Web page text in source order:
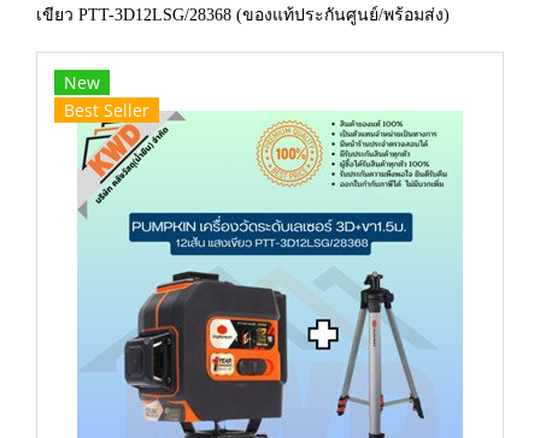
เขียว PTT-3D12LSG/28368 (ของแท้ประกันศูนย์/พร้อมส่ง)
New
Best Seller